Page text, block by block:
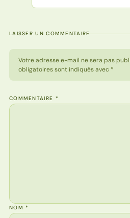
LAISSER UN COMMENTAIRE
Votre adresse e-mail ne sera pas
obligatoires sont indiqués avec *
COMMENTAIRE *
NOM*